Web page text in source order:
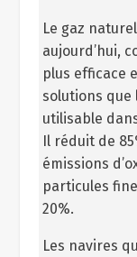
Le gaz
aujourd’hui,
plus efficace
solutions que
utilisable
Il réduit de
émissions
particules
20%.
Les navires